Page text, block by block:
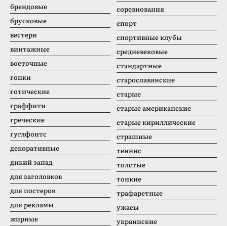
брендовые
брусковые
вестерн
винтажные
восточные
гонки
готические
граффити
греческие
гуглфонтс
декоративные
дикий запад
для заголовков
для постеров
для рекламы
жирные
соревнования
спорт
спортивные клубы
средневековые
стандартные
старославянские
старые
старые американские
старые кириллические
страшные
теннис
толстые
тонкие
трафаретные
ужасы
украинские